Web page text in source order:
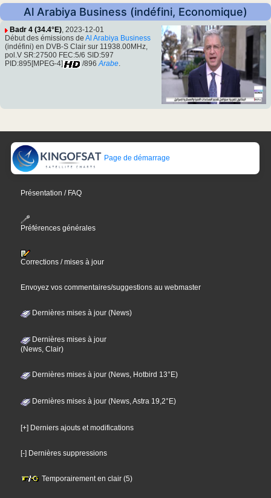
Al Arabiya Business (indéfini, Economique)
Badr 4 (34.4°E), 2023-12-01
Début des émissions de Al Arabiya Business
(indéfini) en DVB-S Clair sur 11938.00MHz,
pol.V SR:27500 FEC:5/6 SID:597
PID:895[MPEG-4]
/896 Arabe.
Page de démarrage
Présentation / FAQ
Préférences générales
Corrections / mises à jour
Envoyez vos commentaires/suggestions au webmaster
Dernières mises à jour (News)
Dernières mises à jour
(News, Clair)
Dernières mises à jour (News, Hotbird 13°E)
Dernières mises à jour (News, Astra 19,2°E)
[+] Derniers ajouts et modifications
[-] Dernières suppressions
Temporairement en clair (5)